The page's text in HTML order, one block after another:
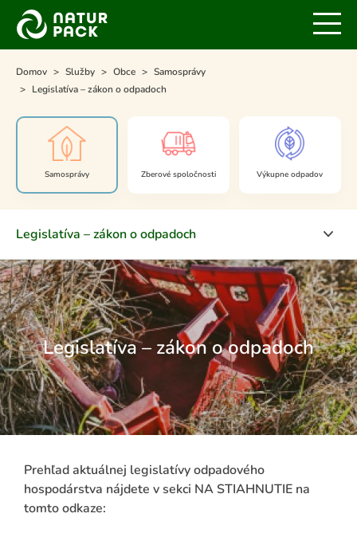
Domov Služby Obce
Samosprávy
Legislatíva – zákon o odpadoch
Samosprávy Zberové spoločnosti Výkupne odpadov
Legislatíva – zákon o odpadoch
Separovanie odpadu v samospráve
Koordinačné centrum
Legislatíva – zákon o odpadoch
Zoznam zazmluvnených miest a obcí
Vzdelávacie aktivity NATUR-PACK
Nastavenie odpadového hospodárstva obce
Podklady pre obecný rozhlas: Mobilná aplikácia
Legislatíva – zákon o odpadoch
Prehľad aktuálnej legislatívy odpadového
hospodárstva nájdete v sekci NA STIAHNUTIE na
tomto odkaze: